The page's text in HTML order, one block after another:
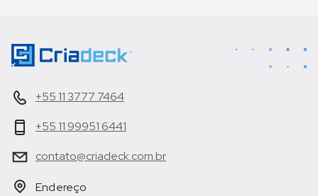
+55 11 3777 7464
+55 11 99951 6441
contato@criadeck.com.br
Endereço